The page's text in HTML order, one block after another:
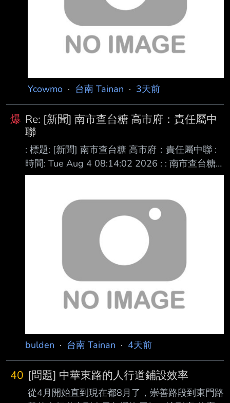
與規模，與第二項應辦理檢驗之食品 : 業者類別
與規模、最低檢驗週期，及其他相關事項，由中
央主管機關公告。 : 4.食品業者於發現產
Ycowmo · 台南 Tainan · 3天前
爆 Re: [新聞] 南市查台糖 高市府：責任屬中
聯
: 標題: [新聞] 南市查台糖 高市府：責任屬中聯 :
時間: Tue Aug 4 08:14:02 2026 : : 南市查台糖
高市府：責任屬中聯 : : 台糖五月即發現中聯油脂
高雄市政府，高 : 雄市衛生局兩度發新聞稿表
示，問題油品未進入台糖廠區及製程，通報責任
屬於中聯。台 : 糖公司設在台南，台南市衛生局
昨天也舉行食品安全專案會議啟動調查，將釐清
案件及相 : 關責任。 : : ※ 發信站: 批踢踢實業坊
(ptt.cc), 來自: 101.8.224.18
bulden · 台南 Tainan · 4天前
40 [問題] 中華東路的人行道鋪設效率
從4月開始直到現在都8月了，崇善路段到東門路